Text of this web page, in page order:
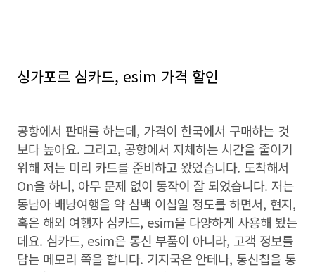
싱가포르 심카드, esim 가격 할인
공항에서 판매를 하는데, 가격이 한국에서 구매하는 것
보다 높아요. 그리고, 공항에서 지체하는 시간을 줄이기
위해 저는 미리 카드를 준비하고 왔었습니다. 도착해서
On을 하니, 아무 문제 없이 동작이 잘 되었습니다. 저는
동남아 배낭여행을 약 삼백 이십일 정도를 하면서, 현지,
혹은 해외 여행자 심카드, esim을 다양하게 사용해 봤는
데요. 심카드, esim은 통신 부품이 아니라, 고객 정보를
담는 메모리 쪽을 합니다. 기지국은 안테나, 통신칩을 통